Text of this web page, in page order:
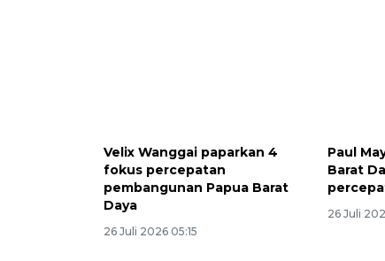
Velix Wanggai paparkan 4
fokus percepatan
pembangunan Papua Barat
Daya
26 Juli 2026 05:15
Paul
Barat
26 Juli